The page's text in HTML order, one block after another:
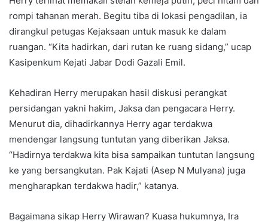
rompi tahanan merah. Begitu tiba di lokasi pengadilan, ia
dirangkul petugas Kejaksaan untuk masuk ke dalam
ruangan. “Kita hadirkan, dari rutan ke ruang sidang,” ucap
Kasipenkum Kejati Jabar Dodi Gazali Emil.
Kehadiran Herry merupakan hasil diskusi perangkat
persidangan yakni hakim, Jaksa dan pengacara Herry.
Menurut dia, dihadirkannya Herry agar terdakwa
mendengar langsung tuntutan yang diberikan Jaksa.
“Hadirnya terdakwa kita bisa sampaikan tuntutan langsung
ke yang bersangkutan. Pak Kajati (Asep N Mulyana) juga
mengharapkan terdakwa hadir,” katanya.
Bagaimana sikap Herry Wirawan? Kuasa hukumnya, Ira